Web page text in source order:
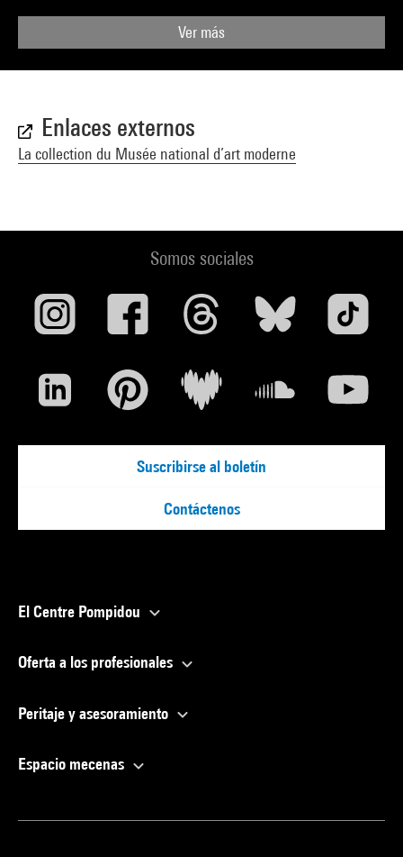
Ver más
Enlaces externos
La collection du Musée national d’art moderne
Somos sociales
Suscribirse al boletín
Contáctenos
El Centre Pompidou
Oferta a los profesionales
Peritaje y asesoramiento
Espacio mecenas